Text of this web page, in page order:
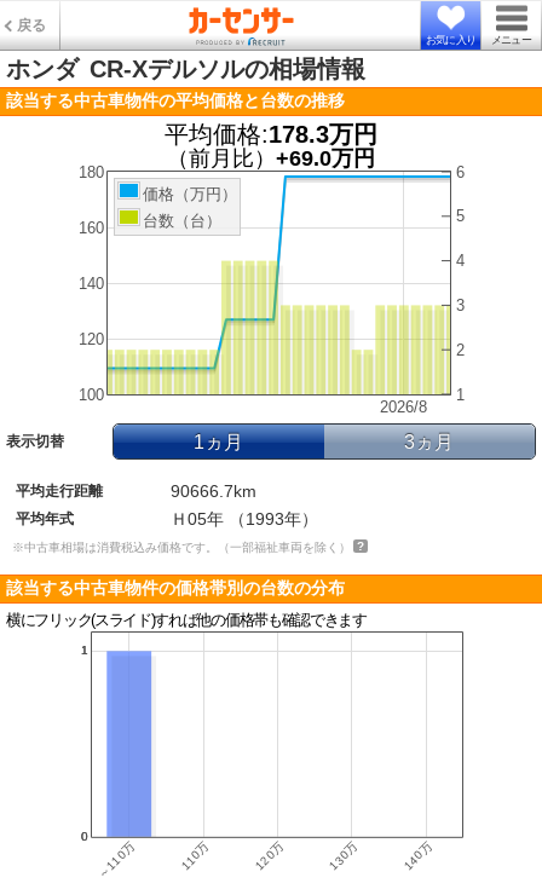
戻る
お気に入り メニュー
ホンダ CR-Xデルソルの相場情報
該当する中古車物件の平均価格と台数の推移
平均価格:178.3万円
（前月比） +69.0万円
2026/8
100
120
140
160
180
1
2
3
4
5
6
価格（万円）
台数（台）
表示切替 1ヵ月 3ヵ月
平均走行距離 90666.7km
平均年式 Ｈ05年 （1993年）
※中古車相場は消費税込み価格です。（一部福祉車両を除く）
該当する中古車物件の価格帯別の台数の分布
横にフリック(スライド)すれば他の価格帯も確認できます